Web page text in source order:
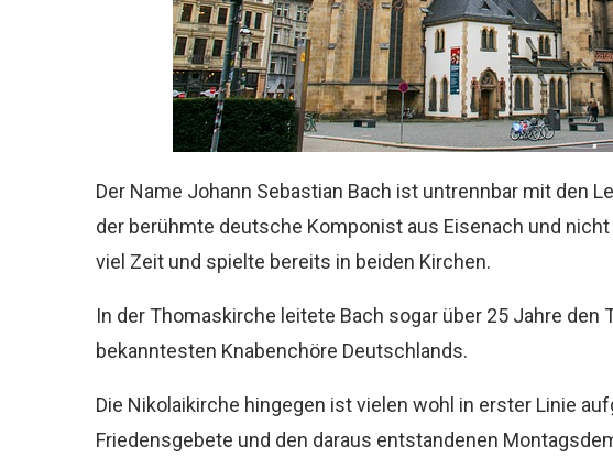
Der Name Johann Sebastian Bach ist untrennbar mit den
der berühmte deutsche Komponist aus Eisenach und
viel Zeit und spielte bereits in beiden Kirchen.
In der Thomaskirche leitete Bach sogar über 25 Jahre den
bekanntesten Knabenchöre Deutschlands.
Die Nikolaikirche hingegen ist vielen wohl in erster Linie
Friedensgebete und den daraus entstandenen